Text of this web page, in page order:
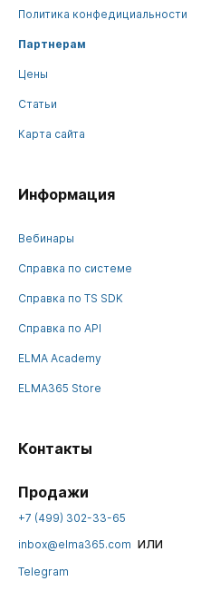
Политика конфедициальности
Партнерам
Цены
Статьи
Карта сайта
Информация
Вебинары
Справка по системе
Справка по TS SDK
Справка по API
ELMA Academy
ELMA365 Store
Контакты
Продажи
+7 (499) 302-33-65
inbox@elma365.com или
Telegram